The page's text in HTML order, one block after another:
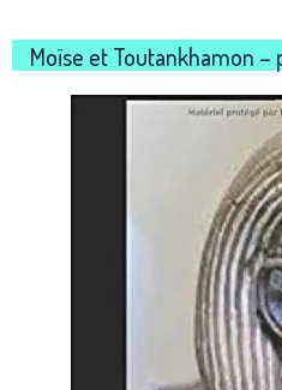
Moïse et Toutankhamon